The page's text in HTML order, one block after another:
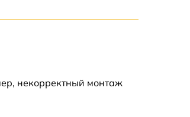
некорректный монтаж